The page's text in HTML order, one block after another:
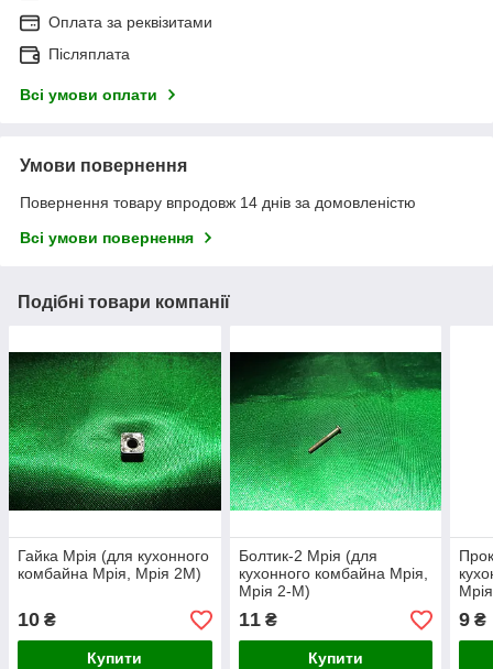
Оплата за реквізитами
Післяплата
Всі умови оплати
Умови повернення
Повернення товару впродовж 14 днів за домовленістю
Всі умови повернення
Подібні товари компанії
Гайка Мрія (для кухонного
комбайна Мрія, Мрія 2М)
10 ₴
Купити
Болтик-2 Мрія (для
кухонного комбайна Мрія,
Мрія 2-М)
11₴
Купити
9 ₴